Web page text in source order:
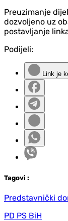
Preuzimanje
dozvoljeno uz
postavljanje
Podijeli:
Link je
Tagovi :
Predstavnički
PD PS BiH